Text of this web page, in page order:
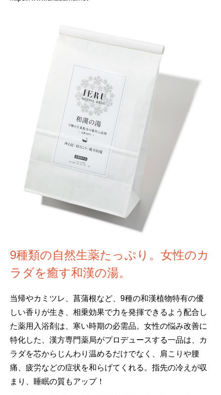
9種類の自然生薬たっぷり。女性のカ
ラダを癒す和漢の湯。
当帰やカミツレ、菖蒲根など、9種の和漢植物特有の優
しい香りが生き、相乗効果で力を発揮できるよう配合し
た薬用入浴剤は、寒い時期の必需品。女性の悩み改善に
特化した、漢方専門薬局がプロデュースする一品は、カ
ラダを芯からじんわり温めるだけでなく、肩こりや腰
痛、疲労などの症状を和らげてくれる。指先の冷えが収
まり、睡眠の質もアップ！